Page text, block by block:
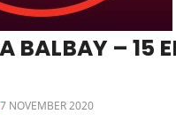
BALBAY – 15
7 NOVEMBER 2020